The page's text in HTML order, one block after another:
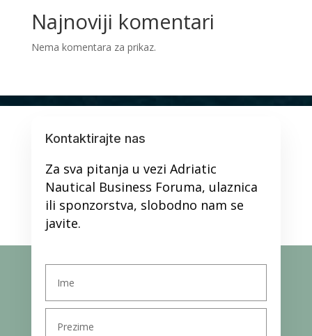
Najnoviji komentari
Nema komentara za prikaz.
Kontaktirajte nas
Za sva pitanja u vezi Adriatic
Nautical Business Foruma, ulaznica
ili sponzorstva, slobodno nam se
javite.